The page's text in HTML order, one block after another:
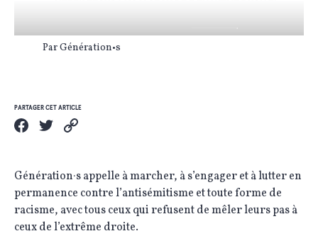
Par Génération•s
PARTAGER CET ARTICLE
Génération·s appelle à marcher, à s’engager et à lutter en
permanence contre l’antisémitisme et toute forme de
racisme, avec tous ceux qui refusent de mêler leurs pas à
ceux de l’extrême droite.